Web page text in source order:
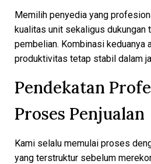
Memilih penyedia yang
kualitas unit sekaligus dukungan
pembelian. Kombinasi keduanya
produktivitas tetap stabil dalam
Pendekatan
Proses Penjualan
Kami selalu memulai proses
yang terstruktur sebelum